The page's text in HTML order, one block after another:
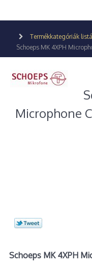
Termékkategóriák
Schoeps MK 4XPH
Microphone
Schoeps MK 4XPH